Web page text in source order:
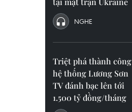
NGHE
Triệt phá thành công
hệ thống Lương Sơn
TV đánh bạc lên tới
1.500 tỷ đồng/tháng